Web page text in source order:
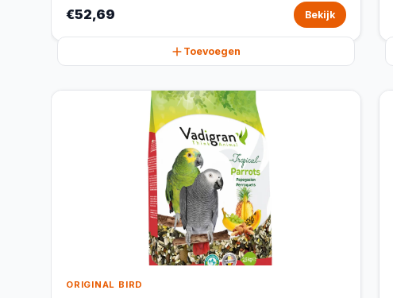
€52,69 Bekijk
Toevoegen
ORIGINAL BIRD